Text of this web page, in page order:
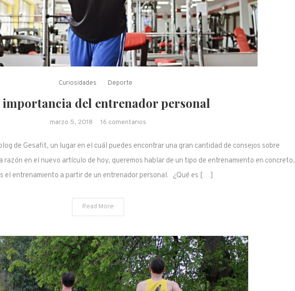
Curiosidades Deporte
importancia del entrenador personal
marzo 5, 2018 16 comentarios
de Gesafit, un lugar en el cuál puedes encontrar una gran cantidad de consejos sobre
en el nuevo artículo de hoy, queremos hablar de un tipo de entrenamiento en concreto,
el entrenamiento a partir de un entrenador personal. ¿Qué es […]
Read More